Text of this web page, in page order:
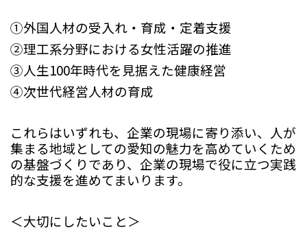
①外国人材の受入れ・育成・定着支援
②理工系分野における女性活躍の推進
③人生100年時代を見据えた健康経営
④次世代経営人材の育成
これらはいずれも、企業の現場に寄り添い、人が
集まる地域としての愛知の魅力を高めていくため
の基盤づくりであり、企業の現場で役に立つ実践
的な支援を進めてまいります。
＜大切にしたいこと＞